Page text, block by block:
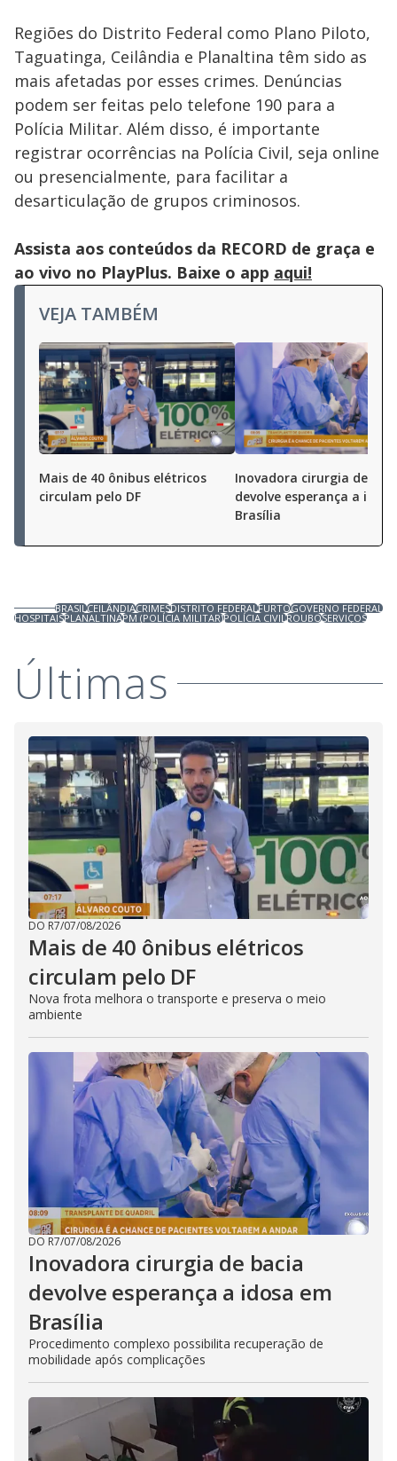
Regiões do Distrito Federal como Plano Piloto,
Taguatinga, Ceilândia e Planaltina têm sido as
mais afetadas por esses crimes. Denúncias
podem ser feitas pelo telefone 190 para a
Polícia Militar. Além disso, é importante
registrar ocorrências na Polícia Civil, seja online
ou presencialmente, para facilitar a
desarticulação de grupos criminosos.
Assista aos conteúdos da RECORD de graça e
ao vivo no PlayPlus. Baixe o app aqui!
VEJA TAMBÉM
Mais de 40 ônibus elétricos
circulam pelo DF
Inovadora cirurgia de
devolve esperança a
Brasília
BRASILCEILÂNDIACRIMESDISTRITO FEDERALFURTOGOVERNO FEDERAL
HOSPITAISPLANALTINAPM (POLÍCIA MILITAR)POLÍCIA CIVILROUBOSERVIÇOS
Últimas
DO R7/07/08/2026
Mais de 40 ônibus elétricos
circulam pelo DF
Nova frota melhora o transporte e preserva o meio
ambiente
DO R7/07/08/2026
Inovadora cirurgia de bacia
devolve esperança a idosa em
Brasília
Procedimento complexo possibilita recuperação de
mobilidade após complicações